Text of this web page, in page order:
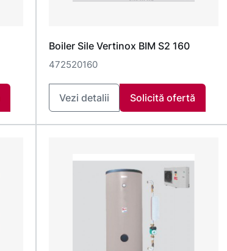
Boiler Sile Vertinox BIM S2 160
472520160
Vezi detalii Solicită ofertă